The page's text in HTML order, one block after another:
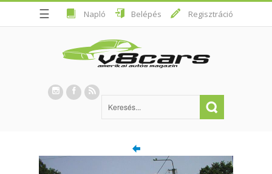
☰ Napló Belépés Regisztráció